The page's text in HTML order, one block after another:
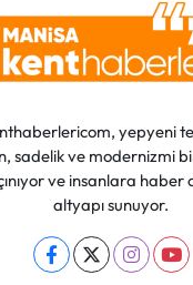
yepyeni
sadelik ve modernizmi
ve insanlara haber
altyapı sunuyor.